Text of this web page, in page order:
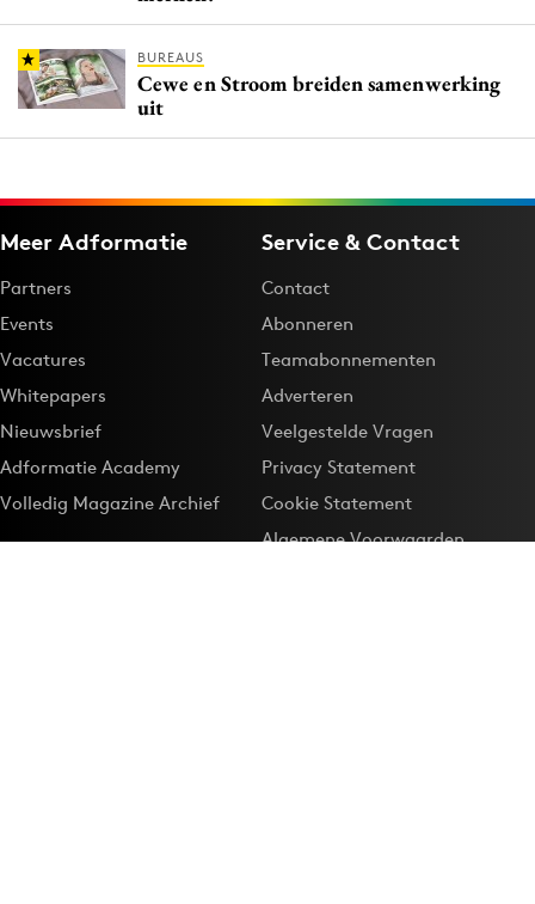
BUREAUS
Cewe en Stroom breiden samenwerking
uit
Meer Adformatie
Partners
Events
Vacatures
Whitepapers
Nieuwsbrief
Adformatie Academy
Volledig Magazine Archief
Service & Contact
Contact
Abonneren
Teamabonnementen
Adverteren
Veelgestelde Vragen
Privacy Statement
Cookie Statement
Algemene Voorwaarden